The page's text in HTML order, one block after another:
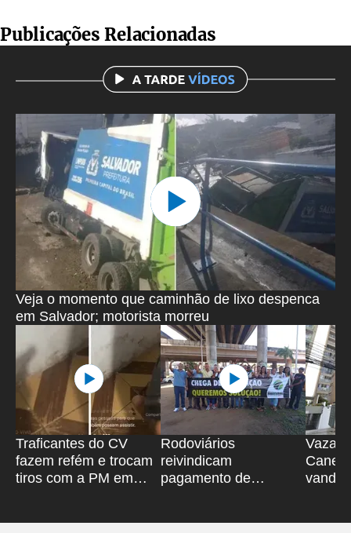
Publicações Relacionadas
Veja o momento que caminhão de lixo despenca
em Salvador; motorista morreu
Traficantes do CV
fazem refém e trocam
tiros com a PM em
Rodoviários
reivindicam
pagamento de